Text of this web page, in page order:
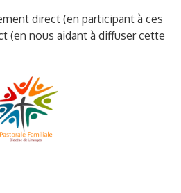
direct (en participant à ces
(en nous aidant à diffuser cette